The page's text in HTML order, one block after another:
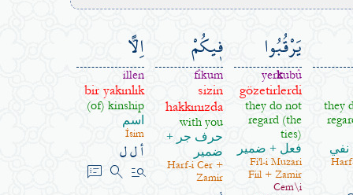
they
يَرْقُبُوا
yerkubû
gözetirlerdi
they do not
regard (the
ties)
فعل + ضمير
Fi'l-i Muzari
Fiil + Zamir
Cem\i
ف۪يكُمْ
fîkum
sizin
hakkınızda
with you
حرف جر +
ضمير
Harf-i Cer +
Zamir
اِلًّا
illen
bir yakınlık
(of) kinship
اسم
İsim
أ ل ل
manage_search
search
speaker_notes